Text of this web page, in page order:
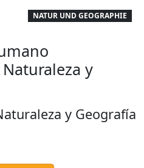
NATUR UND GEOGRAPHIE
y
y Geografía